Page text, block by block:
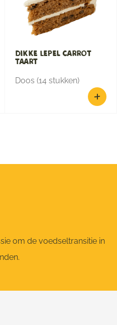
Dikke Lepel Carrot
Taart
Doos (14 stukken)
om de voedseltransitie in